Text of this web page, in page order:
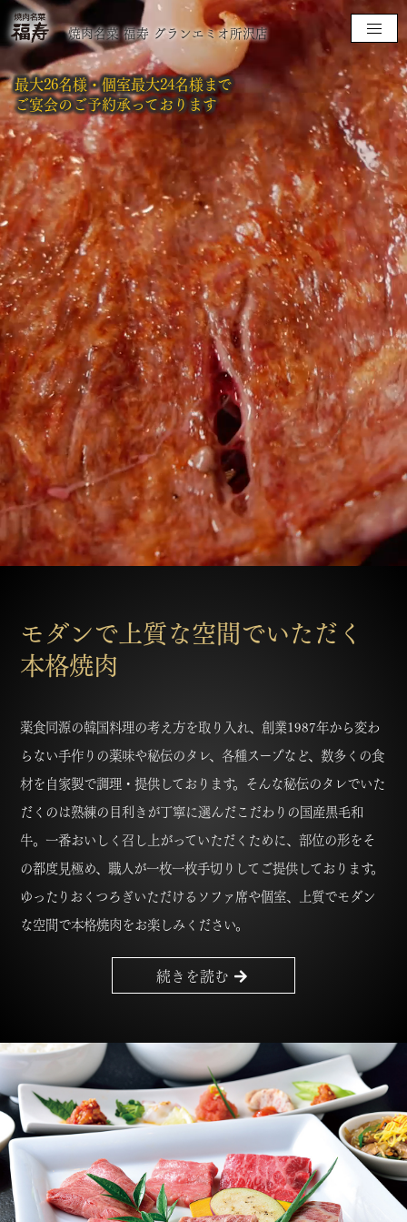
焼肉名菜 福寿 グランエミオ所沢店
最大26名様・個室最大24名様まで
ご宴会のご予約承っております
モダンで上質な空間でいただく
本格焼肉
薬食同源の韓国料理の考え方を取り入れ、創業1987年から変わ
らない手作りの薬味や秘伝のタレ、各種スープなど、数多くの食
材を自家製で調理・提供しております。そんな秘伝のタレでいた
だくのは熟練の目利きが丁寧に選んだこだわりの国産黒毛和
牛。一番おいしく召し上がっていただくために、部位の形をそ
の都度見極め、職人が一枚一枚手切りしてご提供しております。
ゆったりおくつろぎいただけるソファ席や個室、上質でモダン
な空間で本格焼肉をお楽しみください。
続きを読む